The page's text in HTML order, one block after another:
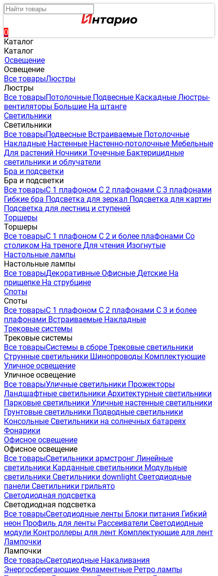
0
Каталог
Каталог
Освещение
Освещение
Все товарыЛюстры
Люстры
Все товарыПотолочные Подвесные Каскадные Люстры-
вентиляторы Большие На штанге
Светильники
Светильники
Все товарыПодвесные Встраиваемые Потолочные
Накладные Настенные Настенно-потолочные Мебельные
Для растений Ночники Точечные Бактерицидные
светильники и облучатели
Бра и подсветки
Бра и подсветки
Все товарыС 1 плафоном С 2 плафонами С 3 плафонами
Гибкие бра Подсветка для зеркал Подсветка для картин
Подсветка для лестниц и ступеней
Торшеры
Торшеры
Все товарыС 1 плафоном С 2 и более плафонами Со
столиком На треноге Для чтения Изогнутые
Настольные лампы
Настольные лампы
Все товарыДекоративные Офисные Детские На
прищепке На струбцине
Споты
Споты
Все товарыС 1 плафоном С 2 плафонами С 3 и более
плафонами Встраиваемые Накладные
Трековые системы
Трековые системы
Все товарыСистемы в сборе Трековые светильники
Струнные светильники Шинопроводы Комплектующие
Уличное освещение
Уличное освещение
Все товарыУличные светильники Прожекторы
Ландшафтные светильники Архитектурные светильники
Парковые светильники Уличные настенные светильники
Грунтовые светильники Подводные светильники
Консольные Светильники на солнечных батареях
Фонарики
Офисное освещение
Офисное освещение
Все товарыСветильники армстронг Линейные
светильники Карданные светильники Модульные
светильники Светильники downlight Светодиодные
панели Светильники грильято
Светодиодная подсветка
Светодиодная подсветка
Все товарыСветодиодные ленты Блоки питания Гибкий
неон Профиль для ленты Рассеиватели Светодиодные
модули Контроллеры для лент Комплектующие для лент
Лампочки
Лампочки
Все товарыСветодиодные Накаливания
Энергосберегающие Филаментные Ретро лампы